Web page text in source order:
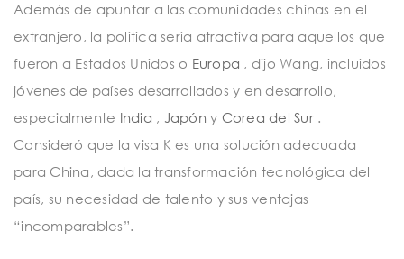
Además de apuntar a las comunidades chinas en el
extranjero, la política sería atractiva para aquellos que
fueron a Estados Unidos o Europa , dijo Wang, incluidos
jóvenes de países desarrollados y en desarrollo,
especialmente India , Japón y Corea del Sur.
Consideró que la visa K es una solución adecuada
para China, dada la transformación tecnológica del
país, su necesidad de talento y sus ventajas
“incomparables”.